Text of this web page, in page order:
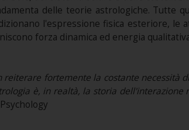
delle teorie astrologiche. Tutte
l'espressione fisica esteriore,
forza dinamica ed energia
reiterare fortemente la costante
è, in realtà, la storia